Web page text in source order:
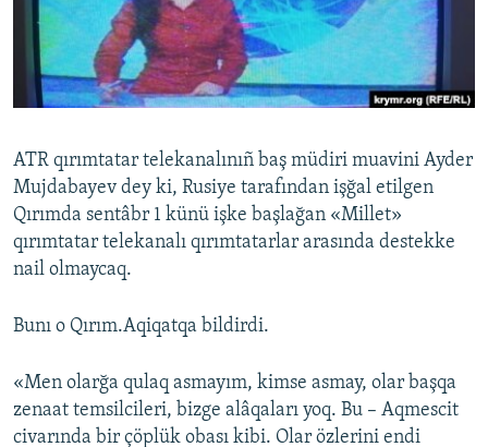
Русский
Українською
RFE/RS bütün saytları
ATR qırımtatar telekanalınıñ baş müdiri muavini Ayder
Mujdabayev dey ki, Rusiye tarafından işğal etilgen
Qırımda sentâbr 1 künü işke başlağan «Millet»
qırımtatar telekanalı qırımtatarlar arasında destekke
nail olmaycaq.
Bunı o Qırım.Aqiqatqa bildirdi.
«Men olarğa qulaq asmayım, kimse asmay, olar başqa
zenaat temsilcileri, bizge alâqaları yoq. Bu – Aqmescit
civarında bir çöplük obası kibi. Olar özlerini endi